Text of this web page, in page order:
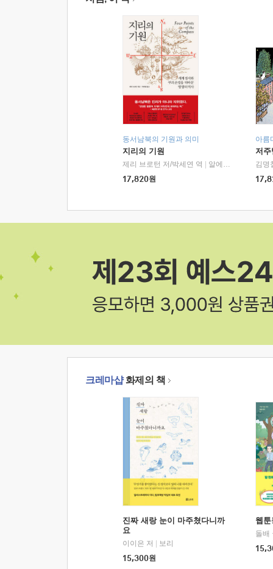
동서남북의 기원과 의미
지리의 기원
제리 브로턴 저/박세연 역
알에이치코리아(RHK)
17,820원
아름
저
김명
크레마샵화제의 책
진짜 새랑 눈이 마주쳤다니까
요
이이은 저
보리
15,300원
웹
돌배